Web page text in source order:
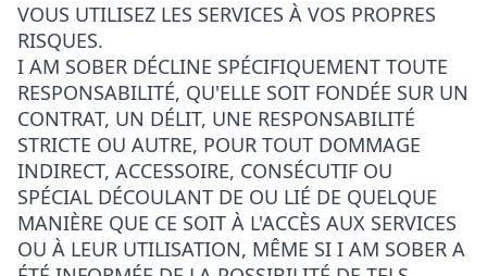
VOUS UTILISEZ LES SERVICES À VOS PROPRES
RISQUES.
I AM SOBER DÉCLINE SPÉCIFIQUEMENT TOUTE
RESPONSABILITÉ, QU'ELLE SOIT FONDÉE SUR UN
CONTRAT, UN DÉLIT, UNE RESPONSABILITÉ
STRICTE OU AUTRE, POUR TOUT DOMMAGE
INDIRECT, ACCESSOIRE, CONSÉCUTIF OU
SPÉCIAL DÉCOULANT DE OU LIÉ DE QUELQUE
MANIÈRE QUE CE SOIT À L'ACCÈS AUX SERVICES
OU À LEUR UTILISATION, MÊME SI I AM SOBER A